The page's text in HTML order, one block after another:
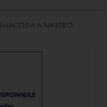
A NASTRO